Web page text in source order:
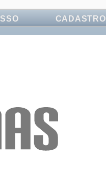
CADASTRO